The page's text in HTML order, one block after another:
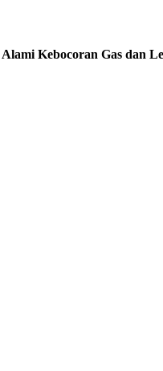
Kebocoran Gas dan